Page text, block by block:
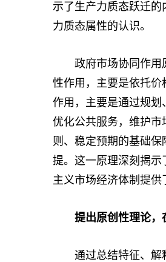
示了生产力质态跃迁的
力质态属性的认识。
政府市场协同作用原
性作用，主要是依托
作用，主要是通过规划
优化公共服务，维护
则、稳定预期的基础
提。这一原理深刻揭
主义市场经济体制提供
提出原创性理论，
通过总结特征、解释